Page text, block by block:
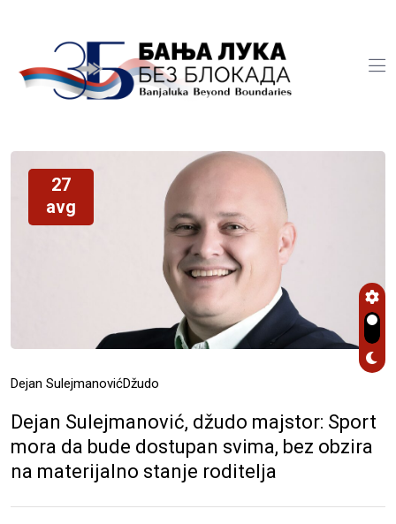
27
avg
Dejan SulejmanovićDžudo
Dejan Sulejmanović, džudo majstor: Sport
mora da bude dostupan svima, bez obzira
na materijalno stanje roditelja